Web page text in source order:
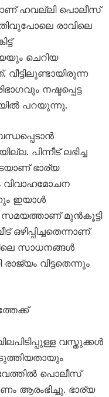
ഹവല്ലി പൊലീസ്
രാവിലെ
ചെറിയ
നഷ്ടപ്പെട്ട
പറയുന്നു.
പിന്നീട് ലഭിച്ച
ഭാര്യ
വിവാഹമോചന
ഇയാൾ
മുൻകൂട്ടി
സാധനങ്ങൾ
വിട്ടതെന്നും
വസ്തുക്കൾ
പൊലീസ്
ആരംഭിച്ചു. ഭാര്യ